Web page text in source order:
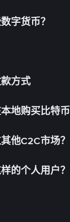
字货币？
方式
地购买比特
他C2C市场？
的个人用户？